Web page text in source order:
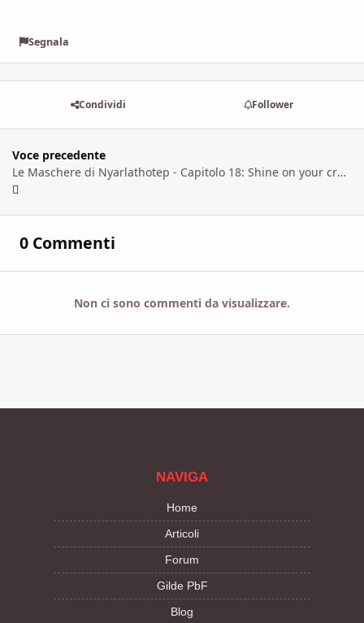
Segnala
Condividi Follower
Voce precedente
Le Maschere di Nyarlathotep - Capitolo 18: Shine on your crazy diamond
0 Commenti
Non ci sono commenti da visualizzare.
NAVIGA
Home
Articoli
Forum
Gilde PbF
Blog